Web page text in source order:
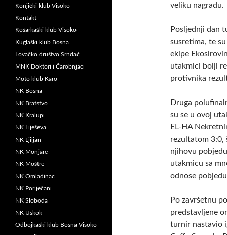
veliku nagradu.
Posljednji dan
susretima, te
ekipe
utakmici bolji
protivnika
Druga
su se u ovoj
EL-HA
rezultatom 3:0,
njihovu
utakmicu sa
odnose
Po završetnu
predstavljene
turnir nastavio
Konjički klub Visoko
Kontakt
Košarkaški klub Visoko
Kuglaški klub Bosna
Lovačko društvo Srndać
MNK Doktori i Čarobnjaci
Moto klub Karo
NK Bosna
NK Bratstvo
NK Kralupi
NK Liješeva
NK Ljiljan
NK Monjare
NK Moštre
NK Omladinac
NK Poriječani
NK Sloboda
NK Uskok
Odbojkaški klub Bosna Visoko